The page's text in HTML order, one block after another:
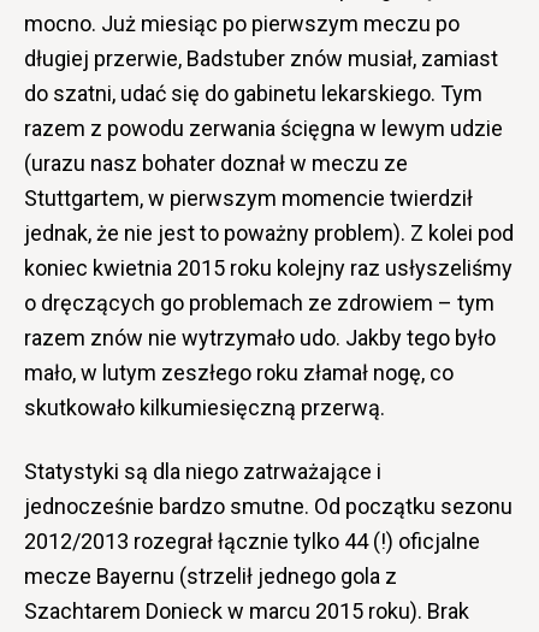
mocno. Już miesiąc po pierwszym meczu po
długiej przerwie, Badstuber znów musiał, zamiast
do szatni, udać się do gabinetu lekarskiego. Tym
razem z powodu zerwania ścięgna w lewym udzie
(urazu nasz bohater doznał w meczu ze
Stuttgartem, w pierwszym momencie twierdził
jednak, że nie jest to poważny problem). Z kolei pod
koniec kwietnia 2015 roku kolejny raz usłyszeliśmy
o dręczących go problemach ze zdrowiem – tym
razem znów nie wytrzymało udo. Jakby tego było
mało, w lutym zeszłego roku złamał nogę, co
skutkowało kilkumiesięczną przerwą.
Statystyki są dla niego zatrważające i
jednocześnie bardzo smutne. Od początku sezonu
2012/2013 rozegrał łącznie tylko 44 (!) oficjalne
mecze Bayernu (strzelił jednego gola z
Szachtarem Donieck w marcu 2015 roku). Brak